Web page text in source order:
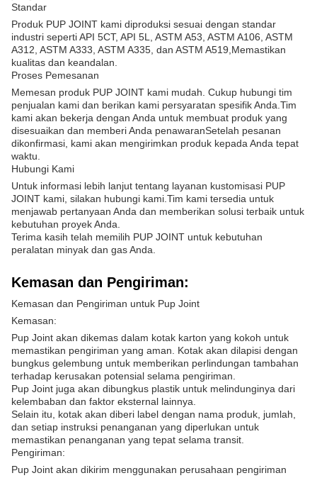
Standar
Produk PUP JOINT kami diproduksi sesuai dengan standar
industri seperti API 5CT, API 5L, ASTM A53, ASTM A106, ASTM
A312, ASTM A333, ASTM A335, dan ASTM A519,Memastikan
kualitas dan keandalan.
Proses Pemesanan
Memesan produk PUP JOINT kami mudah. Cukup hubungi tim
penjualan kami dan berikan kami persyaratan spesifik Anda.Tim
kami akan bekerja dengan Anda untuk membuat produk yang
disesuaikan dan memberi Anda penawaranSetelah pesanan
dikonfirmasi, kami akan mengirimkan produk kepada Anda tepat
waktu.
Hubungi Kami
Untuk informasi lebih lanjut tentang layanan kustomisasi PUP
JOINT kami, silakan hubungi kami.Tim kami tersedia untuk
menjawab pertanyaan Anda dan memberikan solusi terbaik untuk
kebutuhan proyek Anda.
Terima kasih telah memilih PUP JOINT untuk kebutuhan
peralatan minyak dan gas Anda.
Kemasan dan Pengiriman:
Kemasan dan Pengiriman untuk Pup Joint
Kemasan:
Pup Joint akan dikemas dalam kotak karton yang kokoh untuk
memastikan pengiriman yang aman. Kotak akan dilapisi dengan
bungkus gelembung untuk memberikan perlindungan tambahan
terhadap kerusakan potensial selama pengiriman.
Pup Joint juga akan dibungkus plastik untuk melindunginya dari
kelembaban dan faktor eksternal lainnya.
Selain itu, kotak akan diberi label dengan nama produk, jumlah,
dan setiap instruksi penanganan yang diperlukan untuk
memastikan penanganan yang tepat selama transit.
Pengiriman:
Pup Joint akan dikirim menggunakan perusahaan pengiriman